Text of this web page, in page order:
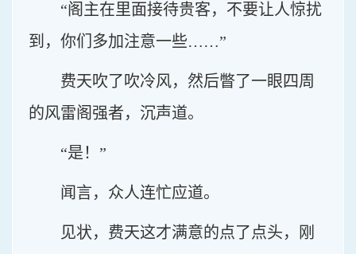
“阁主在里面接待贵客，不要让人惊扰
到，你们多加注意一些……”
费天吹了吹冷风，然后瞥了一眼四周
的风雷阁强者，沉声道。
“是！”
闻言，众人连忙应道。
见状，费天这才满意的点了点头，刚